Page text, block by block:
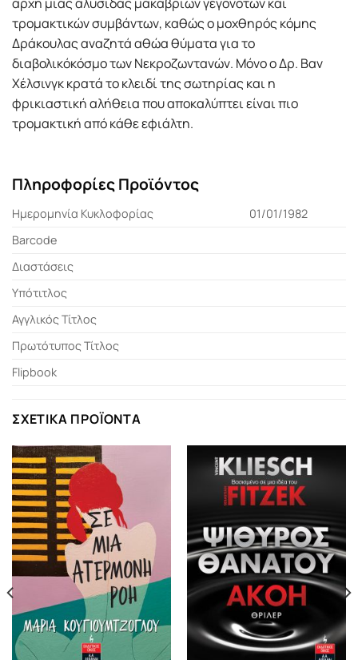
τρομακτικών συμβάντων, καθώς ο μοχθηρός κόμης
Δράκουλας αναζητά αθώα θύματα για το
διαβολικόκόσμο των Νεκροζωντανών. Μόνο ο Δρ. Βαν
Χέλσινγκ κρατά το κλειδί της σωτηρίας και η
φρικιαστική αλήθεια που αποκαλύπτει είναι πιο
τρομακτική από κάθε εφιάλτη.
Πληροφορίες Προϊόντος
Ημερομηνία Κυκλοφορίας
01/01/1982
Barcode
Διαστάσεις
Υπότιτλος
Αγγλικός Τίτλος
Πρωτότυπος Τίτλος
Flipbook
ΣΧΕΤΙΚΆ ΠΡΟΪΌΝΤΑ